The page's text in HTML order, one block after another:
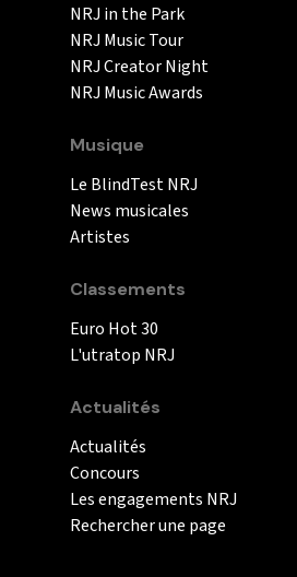
NRJ in the Park
NRJ Music Tour
NRJ Creator Night
NRJ Music Awards
Musique
Le BlindTest NRJ
News musicales
Artistes
Classements
Euro Hot 30
L'utratop NRJ
Actualités
Actualités
Concours
Les engagements NRJ
Rechercher une page